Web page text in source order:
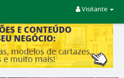
Visitante